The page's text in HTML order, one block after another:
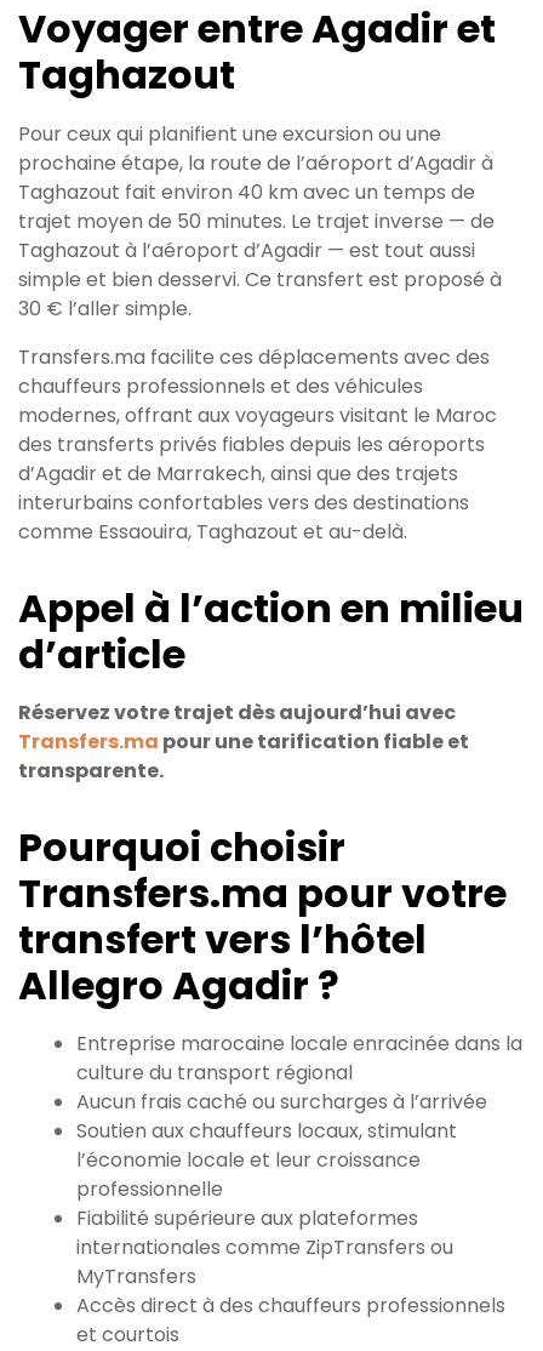
Voyager entre Agadir et
Taghazout
Pour ceux qui planifient une excursion ou une
prochaine étape, la route de l’aéroport d’Agadir à
Taghazout fait environ 40 km avec un temps de
trajet moyen de 50 minutes. Le trajet inverse — de
Taghazout à l’aéroport d’Agadir — est tout aussi
simple et bien desservi. Ce transfert est proposé à
30 € l’aller simple.
Transfers.ma facilite ces déplacements avec des
chauffeurs professionnels et des véhicules
modernes, offrant aux voyageurs visitant le Maroc
des transferts privés fiables depuis les aéroports
d’Agadir et de Marrakech, ainsi que des trajets
interurbains confortables vers des destinations
comme Essaouira, Taghazout et au-delà.
Appel à l’action en milieu
d’article
Réservez votre trajet dès aujourd’hui avec
Transfers.ma pour une tarification fiable et
transparente.
Pourquoi choisir
Transfers.ma pour votre
transfert vers l’hôtel
Allegro Agadir ?
Entreprise marocaine locale enracinée dans la
culture du transport régional
Aucun frais caché ou surcharges à l’arrivée
Soutien aux chauffeurs locaux, stimulant
l’économie locale et leur croissance
professionnelle
Fiabilité supérieure aux plateformes
internationales comme ZipTransfers ou
MyTransfers
Accès direct à des chauffeurs professionnels
et courtois